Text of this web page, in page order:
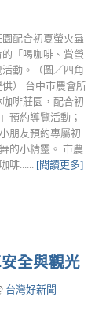
配合初夏螢火蟲
「喝咖啡、賞螢
動。（圖／四角
） 台中市農會所
啡莊園，配合初
預約導覽活動；
朋友預約專屬初
的小精靈。 市農
啡...... [閱讀更多]
全與觀光
台灣好新聞